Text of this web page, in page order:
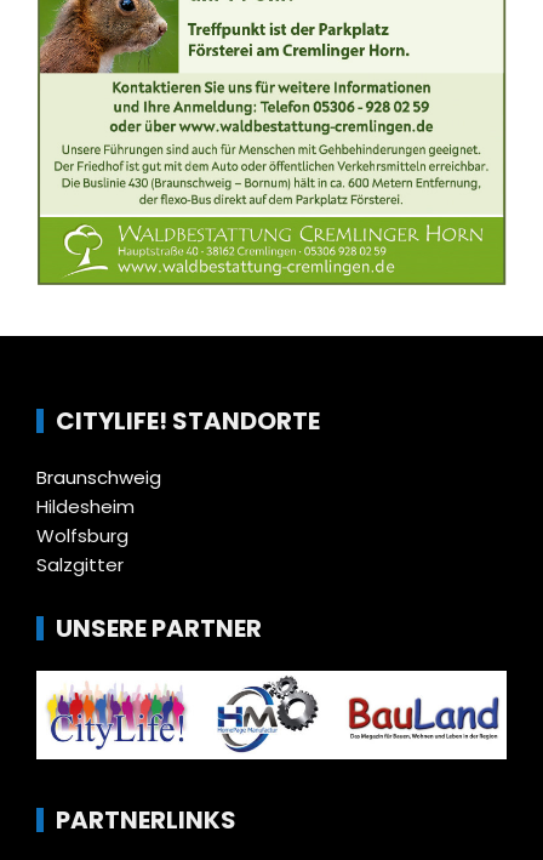
CITYLIFE! STANDORTE
Braunschweig
Hildesheim
Wolfsburg
Salzgitter
UNSERE PARTNER
PARTNERLINKS